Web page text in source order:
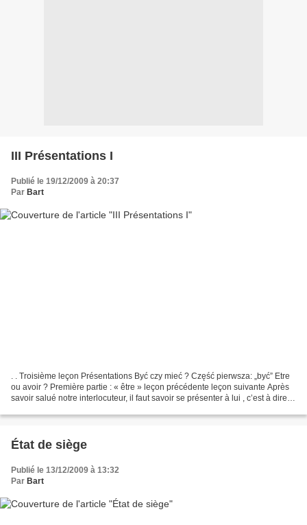
III Présentations I
Publié le 19/12/2009 à 20:37
Par Bart
. . Troisième leçon Présentations Być czy mieć ? Część pierwsza: „być” Etre
ou avoir ? Première partie : « être » leçon précédente leçon suivante Après
savoir salué notre interlocuteur, il faut savoir se présenter à lui , c’est à dire,
État de siège
Publié le 13/12/2009 à 13:32
Par Bart